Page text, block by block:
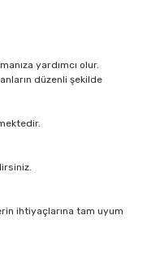
yardımcı olur.
düzenli şekilde
ihtiyaçlarına tam uyum